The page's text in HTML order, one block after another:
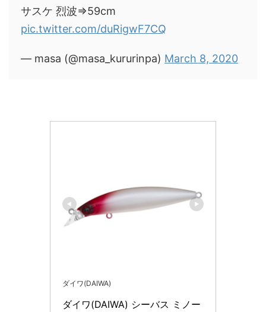
サスケ 烈波⇒59cm
pic.twitter.com/duRigwF7CQ
— masa (@masa_kururinpa) March 8, 2020
ダイワ(DAIWA)
ダイワ(DAIWA) シーバス ミノー